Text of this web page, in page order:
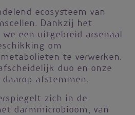
ecosysteem van
Dankzij het
een uitgebreid arsenaal
om
te verwerken.
duo en onze
afstemmen.
zich in de
darmmicrobioom, van